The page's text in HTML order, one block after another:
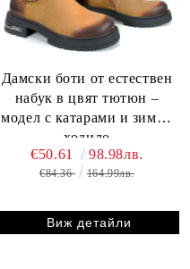
Дамски боти от естествен
набук в цвят тютюн –
модел с катарами и зимно
ходило
€50.61 98.98лв.
€84.36 164.99лв.
Виж детайли